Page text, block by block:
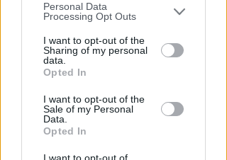
You may separately opt-out of the further
disclosure of your personal information
by third parties on the IAB’s list of
downstream participants.
by us to third parties on the IAB’s List of
Downstream Participants that may
further disclose it to other third parties.
Personal Data
Processing Opt Outs
I want to opt-out of the
Sharing of my personal
data.
Opted In
I want to opt-out of the
Sale of my Personal
Data.
Opted In
DOPO I RECENTI EPISODI
Sicurezza a Riccione. Il M5S: